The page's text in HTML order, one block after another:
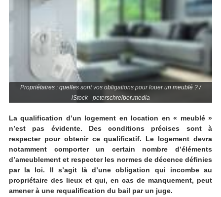
Propriétaires : quelles sont vos obligations pour louer un meublé ? /
iStock - peterschreiber.media
La qualification d’un logement en location en « meublé »
n’est pas évidente. Des conditions précises sont à
respecter pour obtenir ce qualificatif. Le logement devra
notamment comporter un certain nombre d’éléments
d’ameublement et respecter les normes de décence définies
par la loi. Il s’agit là d’une obligation qui incombe au
propriétaire des lieux et qui, en cas de manquement, peut
amener à une requalification du bail par un juge.